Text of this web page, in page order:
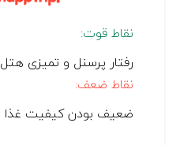
نقاط قوت:
رفتار پرسنل و تمیزی هتل
نقاط ضعف:
ضعیف بودن کیفیت غذا